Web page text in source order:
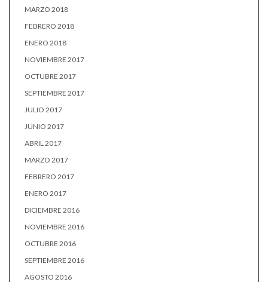
MARZO 2018
FEBRERO 2018
ENERO 2018
NOVIEMBRE 2017
OCTUBRE 2017
SEPTIEMBRE 2017
JULIO 2017
JUNIO 2017
ABRIL 2017
MARZO 2017
FEBRERO 2017
ENERO 2017
DICIEMBRE 2016
NOVIEMBRE 2016
OCTUBRE 2016
SEPTIEMBRE 2016
AGOSTO 2016